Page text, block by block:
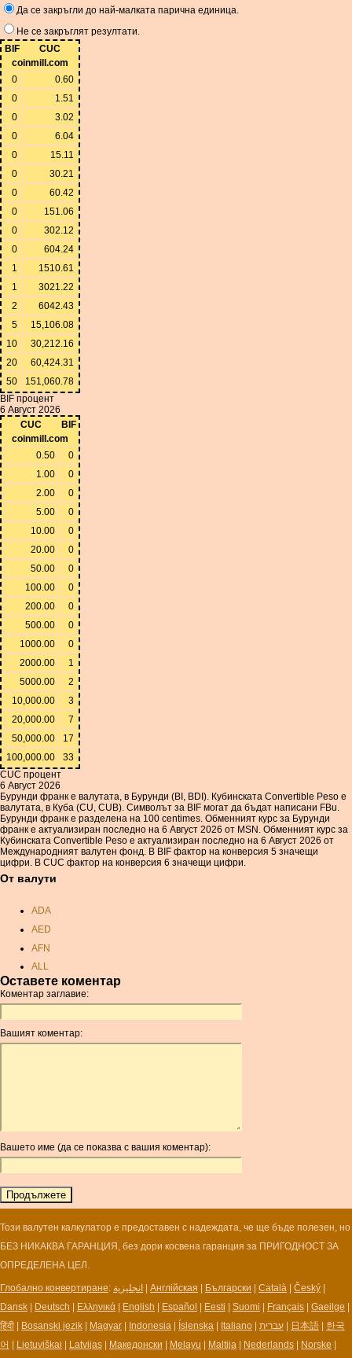
Да се ​​закръгли до най-малката парична единица.
Не се закръглят резултати.
BIF
CUC
coinmill.com
0
0.60
0
1.51
0
3.02
0
6.04
0
15.11
0
30.21
0
60.42
0
151.06
0
302.12
0
604.24
1
1510.61
1
3021.22
2
6042.43
5
15,106.08
10
30,212.16
20
60,424.31
50
151,060.78
BIF процент
6 Август 2026
CUC
BIF
coinmill.com
0.50
0
1.00
0
2.00
0
5.00
0
10.00
0
20.00
0
50.00
0
100.00
0
200.00
0
500.00
0
1000.00
0
2000.00
1
5000.00
2
10,000.00
3
20,000.00
7
50,000.00
17
100,000.00
33
CUC процент
6 Август 2026
Бурунди франк е валутата, в Бурунди (BI, BDI). Кубинската Convertible Peso е
валутата, в Куба (CU, CUB). Символът за BIF могат да бъдат написани FBu.
Бурунди франк е разделена на 100 centimes. Обменният курс за Бурунди
франк е актуализиран последно на 6 Август 2026 от MSN. Обменният курс за
Кубинската Convertible Peso е актуализиран последно на 6 Август 2026 от
Международният валутен фонд. В BIF фактор на конверсия 5 значещи
цифри. В CUC фактор на конверсия 6 значещи цифри.
От валути
ADA
AED
AFN
ALL
AMD
ANC
ANG
AOA
AUR
AWG
BAM
BBD
BCH
BCN
BDT
BGN
Оставете коментар
Коментар заглавие:
Вашият коментар:
Вашето име (да се показва с вашия коментар):
Този валутен калкулатор е предоставен с надеждата, че ще бъде полезен, но
БЕЗ НИКАКВА ГАРАНЦИЯ, без дори косвена гаранция за ПРИГОДНОСТ ЗА
ОПРЕДЕЛЕНА ЦЕЛ.
Глобално конвертиране: انجليزية | Англійская | Български | Català | Český |
Dansk | Deutsch | Ελληνικά | English | Español | Eesti | Suomi | Français | Gaeilge |
हिंदी | Bosanski jezik | Magyar | Indonesia | Íslenska | Italiano | עברית | 日本語 | 한국
어 | Lietuviškai | Latvijas | Македонски | Melayu | Maltija | Nederlands | Norske |